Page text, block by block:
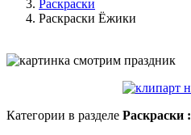
Раскраски
Раскраски Ёжики
Категории в разделе Раскраски :